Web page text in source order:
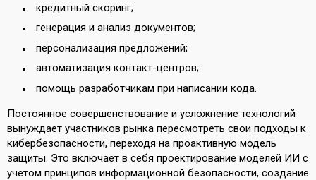
кредитный скоринг;
генерация и анализ документов;
персонализация предложений;
автоматизация контакт-центров;
помощь разработчикам при написании кода.
Постоянное совершенствование и усложнение технологий
вынуждает участников рынка пересмотреть свои подходы к
кибербезопасности, переходя на проактивную модель
защиты. Это включает в себя проектирование моделей ИИ с
учетом принципов информационной безопасности, создание